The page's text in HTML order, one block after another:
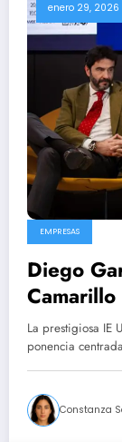
enero 29, 2026
EMPRESAS
Diego
inversión
La prestigiosa IE
ponencia
Constanza